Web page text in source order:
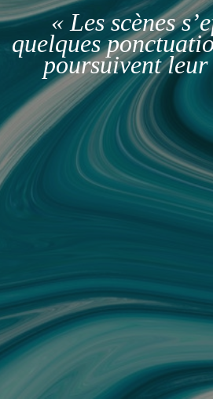
« Les scènes
quelques
poursuivent leur